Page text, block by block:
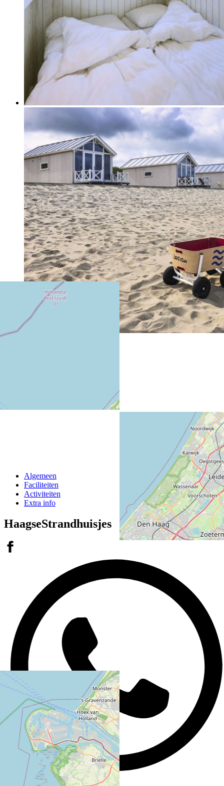
Algemeen
Faciliteiten
Activiteiten
Extra info
HaagseStrandhuisjes